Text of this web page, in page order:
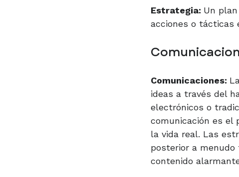
Estrategia: Un
acciones o tácticas
Comunicaciones:
ideas a través del
electrónicos o
comunicación es el
la vida real. Las
posterior a
contenido